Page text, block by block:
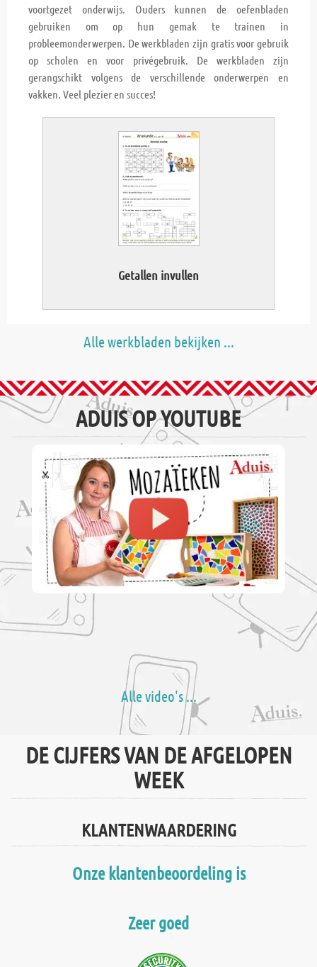
voortgezet onderwijs. Ouders kunnen de oefenbladen
gebruiken om op hun gemak te trainen in
probleemonderwerpen. De werkbladen zijn gratis voor gebruik
op scholen en voor privégebruik. De werkbladen zijn
gerangschikt volgens de verschillende onderwerpen en
vakken. Veel plezier en succes!
Getallen invullen
Alle werkbladen bekijken ...
ADUIS OP YOUTUBE
Alle video's ...
DE CIJFERS VAN DE AFGELOPEN
WEEK
KLANTENWAARDERING
Onze klantenbeoordeling is
Zeer goed